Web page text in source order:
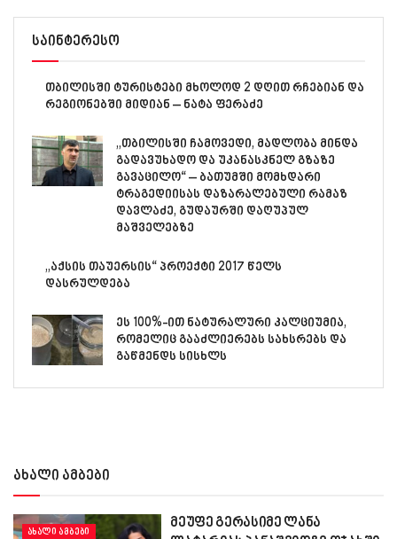
საინტერესო
თბილისში ტურისტები მხოლოდ 2 დღით რჩებიან და
რეგიონებში მიდიან – ნატა ფერაძე
„თბილისში ჩამოვედი, მადლობა მინდა
გადავუხადო და უკანასკნელ გზაზე
გავაცილო“ – ბათუმში მომხდარი
ტრაგედიისას დაზარალებული რამაზ
დავლაძე, გუდაურში დაღუპულ
მაშველებზე
„აქსის თაუერსის“ პროექტი 2017 წელს
დასრულდება
ეს 100%-ით ნატურალური კალციუმია,
რომელიც გააძლიერებს სახსრებს და
გაწმენდს სისხლს
ახალი ამბები
ᲐᲮᲐᲚᲘ ᲐᲛᲑᲔᲑᲘ
მეუფე გერასიმე ლანა